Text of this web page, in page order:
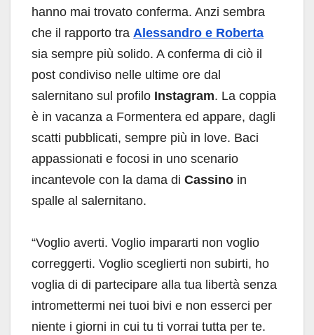
hanno mai trovato conferma. Anzi sembra
che il rapporto tra Alessandro e Roberta
sia sempre più solido. A conferma di ciò il
post condiviso nelle ultime ore dal
salernitano sul profilo Instagram. La coppia
è in vacanza a Formentera ed appare, dagli
scatti pubblicati, sempre più in love. Baci
appassionati e focosi in uno scenario
incantevole con la dama di Cassino in
spalle al salernitano.
“Voglio averti. Voglio impararti non voglio
correggerti. Voglio sceglierti non subirti, ho
voglia di di partecipare alla tua libertà senza
intromettermi nei tuoi bivi e non esserci per
niente i giorni in cui tu ti vorrai tutta per te.